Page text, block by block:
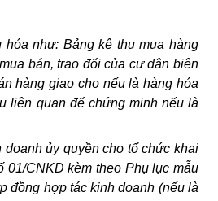
như: Bảng kê thu mua hàng
bán, trao đổi của cư dân biên
hàng giao cho nếu là hàng hóa
liên quan để chứng minh nếu là
ủy quyền cho tổ chức khai
01/CNKD kèm theo Phụ lục mẫu
đồng hợp tác kinh doanh (nếu là